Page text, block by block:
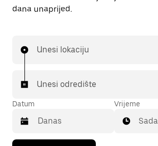
dana unaprijed.
Unesi lokaciju
Unesi odredište
Datum Vrijeme
Sada